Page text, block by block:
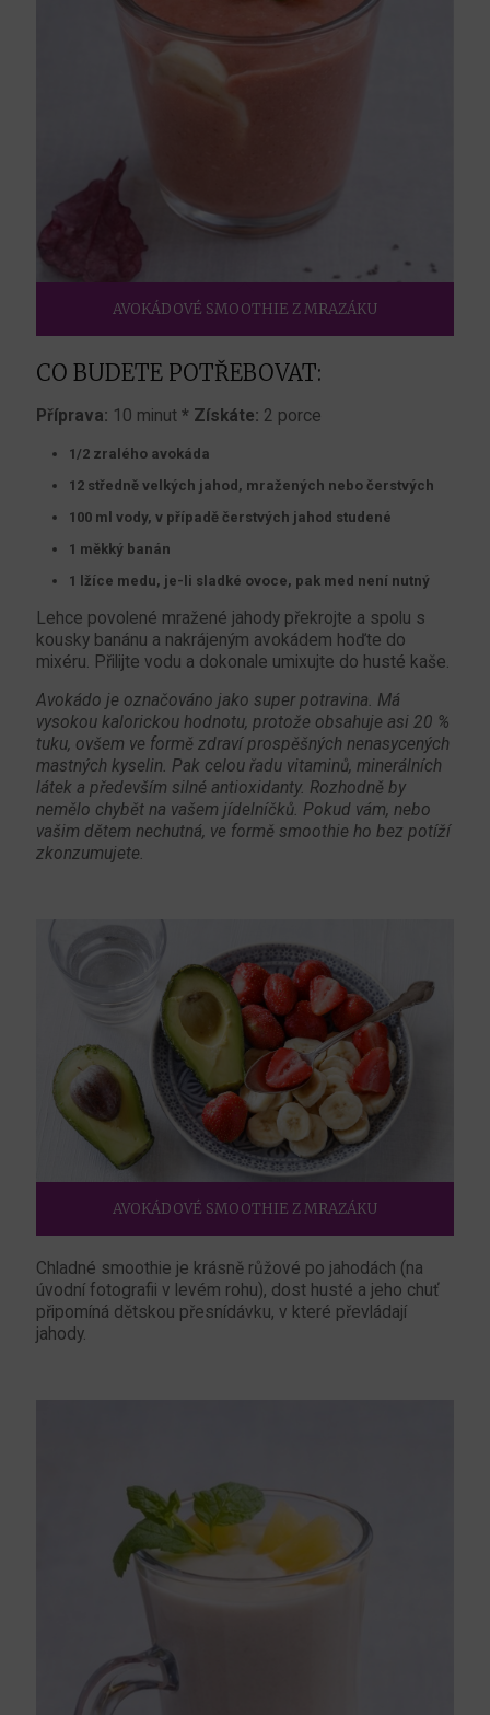
AVOKÁDOVÉ SMOOTHIE Z MRAZÁKU
CO BUDETE POTŘEBOVAT:
Příprava: 10 minut * Získáte: 2 porce
1/2 zralého avokáda
12 středně velkých jahod, mražených nebo čerstvých
100 ml vody, v případě čerstvých jahod studené
1 měkký banán
1 lžíce medu, je-li sladké ovoce, pak med není nutný
Lehce povolené mražené jahody překrojte a spolu s
kousky banánu a nakrájeným avokádem hoďte do
mixéru. Přilijte vodu a dokonale umixujte do husté kaše.
Avokádo je označováno jako super potravina. Má
vysokou kalorickou hodnotu, protože obsahuje asi 20 %
tuku, ovšem ve formě zdraví prospěšných nenasycených
mastných kyselin. Pak celou řadu vitaminů, minerálních
látek a především silné antioxidanty. Rozhodně by
nemělo chybět na vašem jídelníčků. Pokud vám, nebo
vašim dětem nechutná, ve formě smoothie ho bez potíží
zkonzumujete.
AVOKÁDOVÉ SMOOTHIE Z MRAZÁKU
Chladné smoothie je krásně růžové po jahodách (na
úvodní fotografii v levém rohu), dost husté a jeho chuť
připomíná dětskou přesnídávku, v které převládají
jahody.